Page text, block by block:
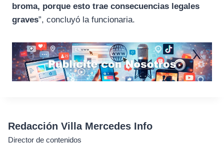
broma, porque esto trae consecuencias legales
graves”, concluyó la funcionaria.
Redacción Villa Mercedes Info
Director de contenidos